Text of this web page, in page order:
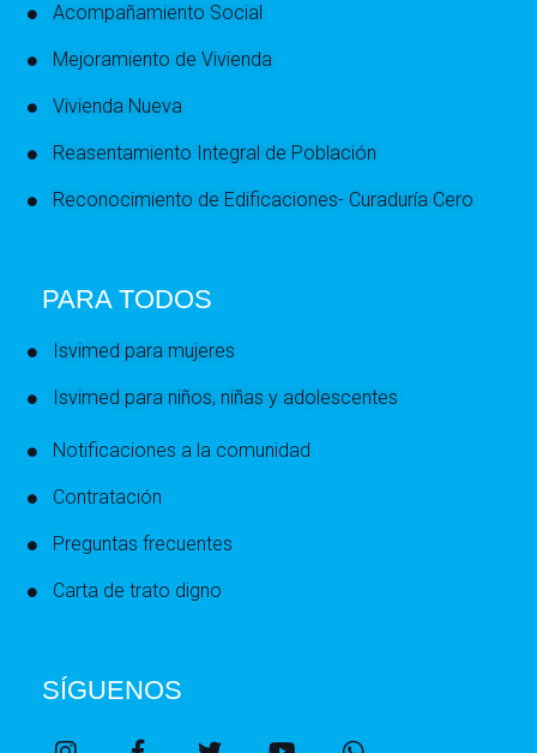
Acompañamiento Social
Mejoramiento de Vivienda
Vivienda Nueva
Reasentamiento Integral de Población
Reconocimiento de Edificaciones- Curaduría Cero
PARA TODOS
Isvimed para mujeres
Isvimed para niños, niñas y adolescentes
Notificaciones a la comunidad
Contratación
Preguntas frecuentes
Carta de trato digno
SÍGUENOS